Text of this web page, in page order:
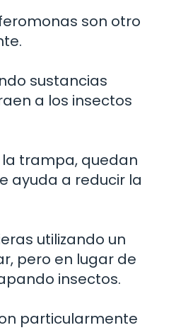
son otro
sustancias
a los insectos
trampa, quedan
ayuda a reducir la
utilizando un
pero en lugar de
insectos.
particularmente